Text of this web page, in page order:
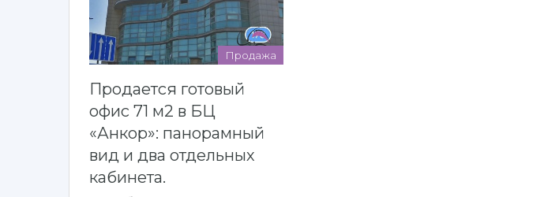
Продажа
Продается готовый
офис 71 м2 в БЦ
«Анкор»: панорамный
вид и два отдельных
кабинета.